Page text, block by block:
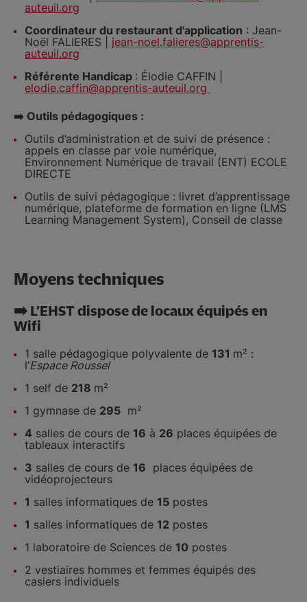
auteuil.org
Coordinateur du restaurant d'application : Jean-
Noël FALIERES | jean-noel.falieres@apprentis-
auteuil.org
Référente Handicap : Élodie CAFFIN |
elodie.caffin@apprentis-auteuil.org
➡️ Outils pédagogiques :
Outils d’administration et de suivi de présence :
appels en classe par voie numérique,
Environnement Numérique de travail (ENT) ECOLE
DIRECTE
Outils de suivi pédagogique : livret d’apprentissage
numérique, plateforme de formation en ligne (LMS
Learning Management System), Conseil de classe
Moyens techniques
➡️ L’EHST dispose de locaux équipés en
Wifi
1 salle pédagogique polyvalente de 131 m² :
l’Espace Roussel
1 self de 218 m²
1 gymnase de 295 m²
4 salles de cours de 16 à 26 places équipées de
tableaux interactifs
3 salles de cours de 16 places équipées de
vidéoprojecteurs
1 salles informatiques de 15 postes
1 salles informatiques de 12 postes
1 laboratoire de Sciences de 10 postes
2 vestiaires hommes et femmes équipés des
casiers individuels